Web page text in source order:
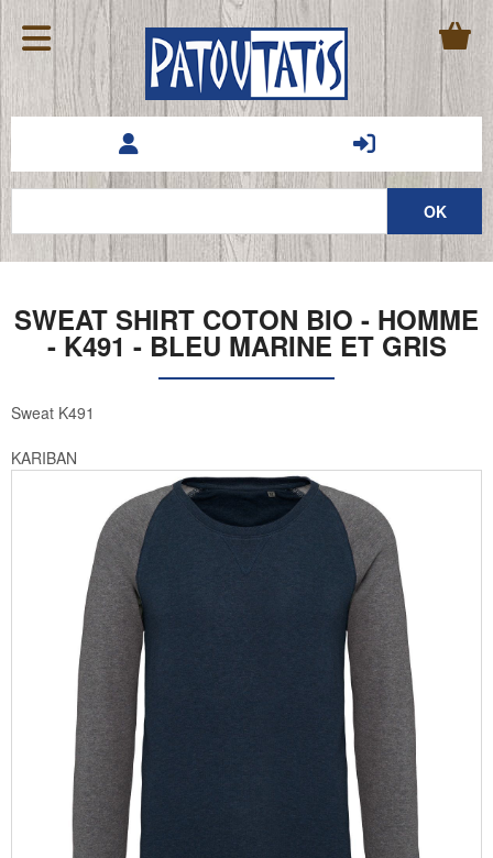
SWEAT SHIRT COTON BIO - HOMME
- K491 - BLEU MARINE ET GRIS
Sweat K491
KARIBAN